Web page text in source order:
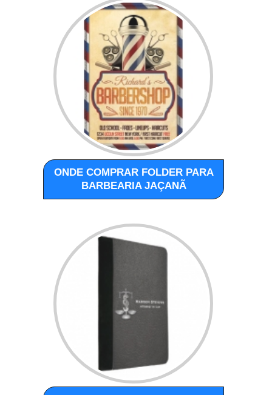
ONDE COMPRAR FOLDER PARA
BARBEARIA JAÇANÃ